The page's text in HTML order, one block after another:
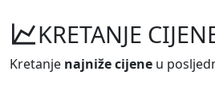
KRETANJE
Kretanje najniže cijene u